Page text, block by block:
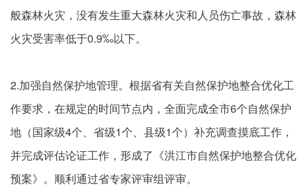
般森林火灾，没有发生重大森林火灾和人员伤亡事故，森林
火灾受害率低于0.9‰以下。
2.加强自然保护地管理。根据省有关自然保护地整合优化工
作要求，在规定的时间节点内，全面完成全市6个自然保护
地（国家级4个、省级1个、县级1个）补充调查摸底工作，
并完成评估论证工作，形成了《洪江市自然保护地整合优化
预案》。顺利通过省专家评审组评审。